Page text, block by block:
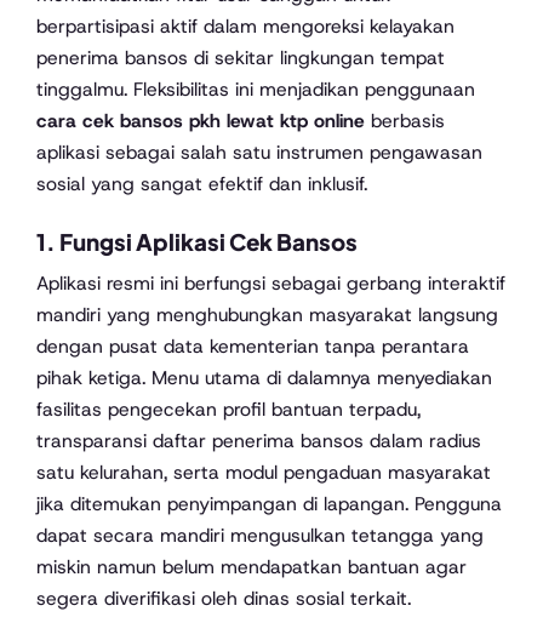
berpartisipasi aktif dalam mengoreksi kelayakan
penerima bansos di sekitar lingkungan tempat
tinggalmu. Fleksibilitas ini menjadikan penggunaan
cara cek bansos pkh lewat ktp online berbasis
aplikasi sebagai salah satu instrumen pengawasan
sosial yang sangat efektif dan inklusif.
1. Fungsi Aplikasi Cek Bansos
Aplikasi resmi ini berfungsi sebagai gerbang interaktif
mandiri yang menghubungkan masyarakat langsung
dengan pusat data kementerian tanpa perantara
pihak ketiga. Menu utama di dalamnya menyediakan
fasilitas pengecekan profil bantuan terpadu,
transparansi daftar penerima bansos dalam radius
satu kelurahan, serta modul pengaduan masyarakat
jika ditemukan penyimpangan di lapangan. Pengguna
dapat secara mandiri mengusulkan tetangga yang
miskin namun belum mendapatkan bantuan agar
segera diverifikasi oleh dinas sosial terkait.